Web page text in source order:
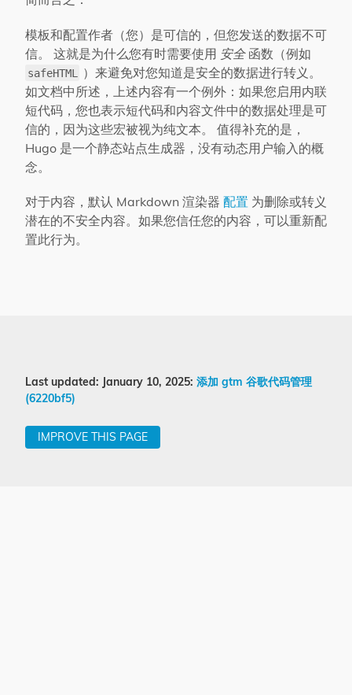
模板和配置作者（您）是可信的，但您发送的数据不可
信。 这就是为什么您有时需要使用 安全函数（例如
safeHTML
）来避免对您知道是安全的数据进行转义。
如文档中所述，上述内容有一个例外：如果您启用内联
短代码，您也表示短代码和内容文件中的数据处理是可
信的，因为这些宏被视为纯文本。 值得补充的是，
Hugo 是一个静态站点生成器，没有动态用户输入的概
念。
对于内容，默认 Markdown 渲染器 配置 为删除或转义
潜在的不安全内容。如果您信任您的内容，可以重新配
置此行为。
Last updated: January 10, 2025: 添加 gtm 谷歌代码管理
(6220bf5)
IMPROVE THIS PAGE